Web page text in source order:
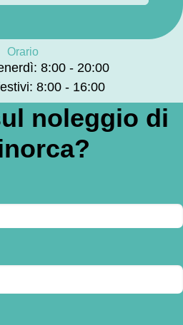
Orario
8:00 - 20:00
8:00 - 16:00
noleggio di